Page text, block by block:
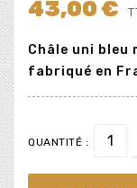
43,00 €
Châle uni bleu
fabriqué en
QUANTITÉ :